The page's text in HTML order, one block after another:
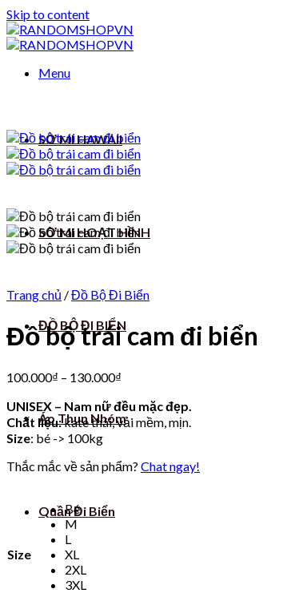
Skip to content
Menu
SƠ MI HAWAII
SƠ MI HOẠT HÌNH
ĐỒ BỘ ĐI BIỂN
Áo Thun Nhóm
Quần Đi Biển
Trang chủ /Đồ Bộ Đi Biển
Đồ bộ trái cam đi biển
100.000₫ – 130.000₫
UNISEX – Nam nữ đều mặc đẹp.
Chất liệu:kate thái, vải mềm, mịn.
Size: bé -> 100kg
Thắc mắc về sản phẩm? Chat ngay!
Size
Bé
M
L
XL
2XL
3XL